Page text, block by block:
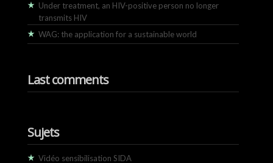
Under treatment, an HIV-positive person no longer
transmits HIV
WAG: the application for a sustainable world
Last comments
Sujets
Vidéo sensibilisation SIDA